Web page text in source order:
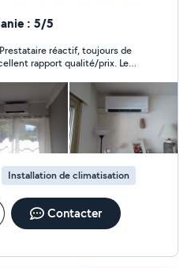
: 5/5
réactif, toujours de
rapport qualité/prix. Le
Installation de climatisation
Contacter